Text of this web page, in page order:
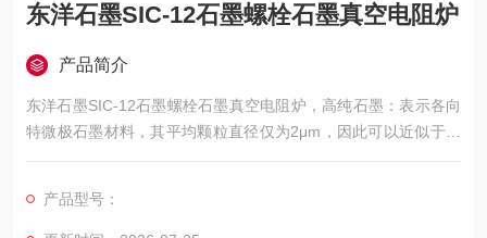
东洋石墨SIC-12石墨螺栓石墨真空电阻炉
产品简介
东洋石墨SIC-12石墨螺栓石墨真空电阻炉，高纯石墨：表示各向
特微极石墨材料，其平均颗粒直径仅为2μm，因此可以近似于镜
面的表面光洁度；同时具有良好的切削性能和优异的耐磨性，以
产品型号：